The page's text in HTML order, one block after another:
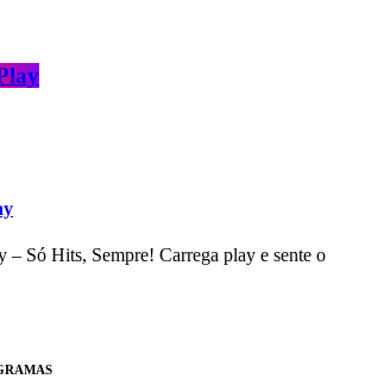
Só Hits, Sempre! Carrega play e sente o